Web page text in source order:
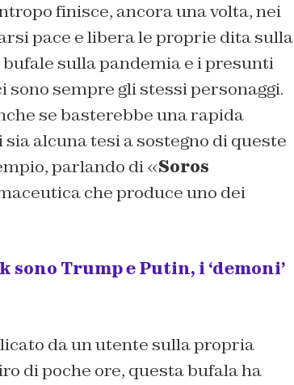
finisce, ancora una volta, nei
pace e libera le proprie dita sulla
sulla pandemia e i presunti
sempre gli stessi personaggi.
se basterebbe una rapida
alcuna tesi a sostegno di queste
parlando di «Soros
che produce uno dei
sono Trump e Putin, i ‘demoni’
da un utente sulla propria
di poche ore, questa bufala ha